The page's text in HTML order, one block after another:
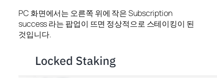
PC 화면에서는 오른쪽 위에 작은 Subscription
success 라는 팝업이 뜨면 정상적으로 스테이킹이 된
것입니다.